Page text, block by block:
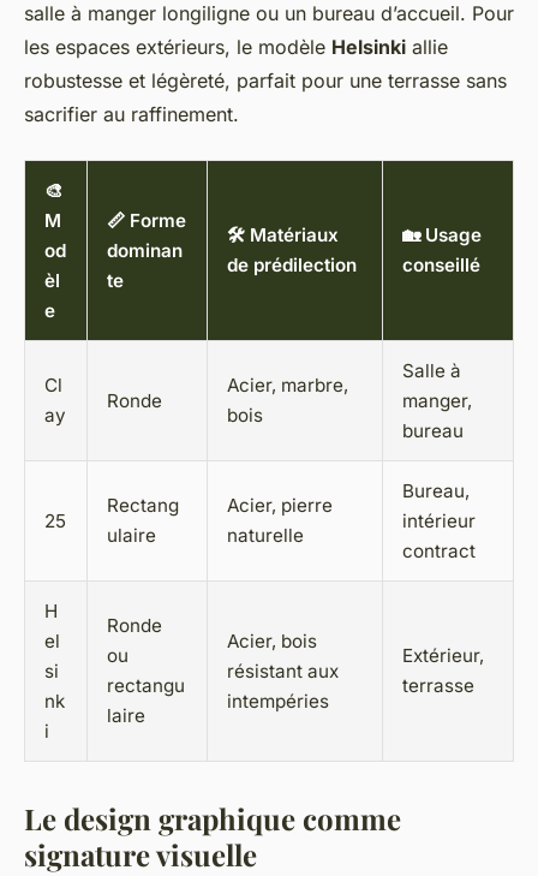
salle à manger longiligne ou un bureau d’accueil. Pour
les espaces extérieurs, le modèle Helsinki allie
robustesse et légèreté, parfait pour une terrasse sans
sacrifier au raffinement.
🎨
M
od
èl
e
📏 Forme
dominan
te
🛠️ Matériaux
de prédilection
🏡 Usage
conseillé
Cl
ay
Ronde
Acier, marbre,
bois
Salle à
manger,
bureau
25
Rectang
ulaire
Acier, pierre
naturelle
Bureau,
intérieur
contract
H
el
si
nk
i
Ronde
ou
rectangu
laire
Acier, bois
résistant aux
intempéries
Extérieur,
terrasse
Le design graphique comme
signature visuelle